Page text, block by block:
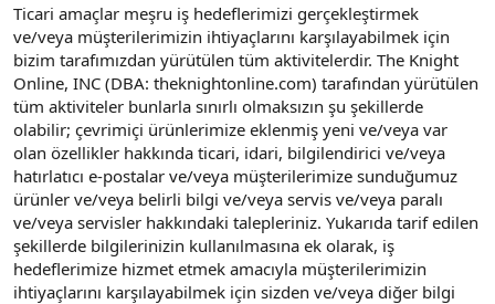
Ticari amaçlar meşru iş hedeflerimizi gerçekleştirmek
ve/veya müşterilerimizin ihtiyaçlarını karşılayabilmek için
bizim tarafımızdan yürütülen tüm aktivitelerdir. The Knight
Online, INC (DBA: theknightonline.com) tarafından yürütülen
tüm aktiviteler bunlarla sınırlı olmaksızın şu şekillerde
olabilir; çevrimiçi ürünlerimize eklenmiş yeni ve/veya var
olan özellikler hakkında ticari, idari, bilgilendirici ve/veya
hatırlatıcı e-postalar ve/veya müşterilerimize sunduğumuz
ürünler ve/veya belirli bilgi ve/veya servis ve/veya paralı
ve/veya servisler hakkındaki talepleriniz. Yukarıda tarif edilen
şekillerde bilgilerinizin kullanılmasına ek olarak, iş
hedeflerimize hizmet etmek amacıyla müşterilerimizin
ihtiyaçlarını karşılayabilmek için sizden ve/veya diğer bilgi